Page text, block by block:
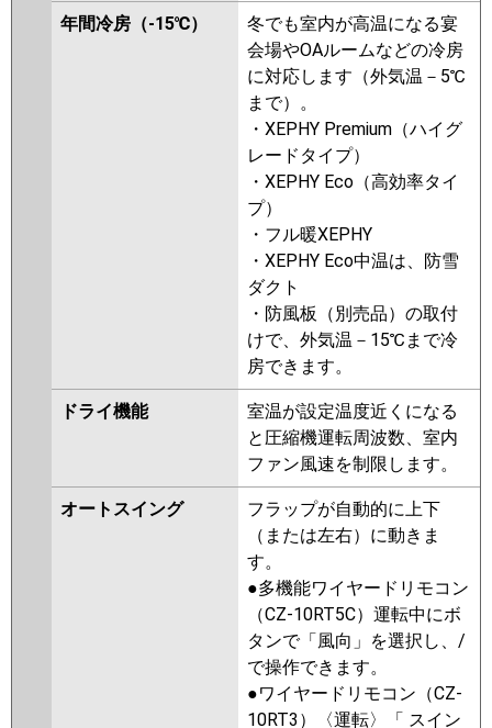
PLZX-ERMP160HE2
PLZX-
ERMP160H2
PLZX-
ERMP160HLE2
PLZX-
HRMP160EFGZ PLZX-
HRMP160EFZ PLZX-HRMP160EZ
PLZX-ERMP160EEZ
PLZX-
ERMP160EZ PLZX-ERMP160ELEZ
PLZX-HRMP160EFGY
PLZX-
HRMP160EFY
PLZX-HRMP160EY
PLZX-ERMP160EEY
PLZX-
ERMP160EY
PLZX-ERMP160ELEY
PLZX-HRMP160EFGV PLZX-
HRMP160EFV PLZX-HRMP160EV
PLZX-ERMP160EEW
PLZX-
ERMP160EW PLZX-
ERMP160ELEW PLZX-
ERMP160EEV PLZX-ERMP160EV
PLZX-ERMP160ELEV PLZX-
ERMP160EER PLZX-ERMP160ER
PLZX-ERMP160ELER
RCI-GP160RHNP5
GP160RSHP11 RCI-GP160RHNP4
RCI-GP160RSHP9 RCI-
GP160RHNP3 RCI-GP160RSHP8
RCI-GP160RHNP2 RCI-
GP160RSHP7 RCI-GP160RHNP1
RCI-GP160RSHP6 RCI-
年間冷房（-15℃）
冬でも室内が高温になる宴
会場やOAルームなどの冷房
に対応します（外気温－5℃
まで）。
・XEPHY Premium（ハイグ
レードタイプ）
・XEPHY Eco（高効率タイ
プ）
・フル暖XEPHY
・XEPHY Eco中温は、防雪
ダクト
・防風板（別売品）の取付
けで、外気温－15℃まで冷
房できます。
ドライ機能
室温が設定温度近くになる
と圧縮機運転周波数、室内
ファン風速を制限します。
オートスイング
フラップが自動的に上下
（または左右）に動きま
す。
●多機能ワイヤードリモコン
（CZ-10RT5C）運転中にボ
タンで「風向」を選択し、/
で操作できます。
●ワイヤードリモコン（CZ-
10RT3）〈運転〉「 スイン